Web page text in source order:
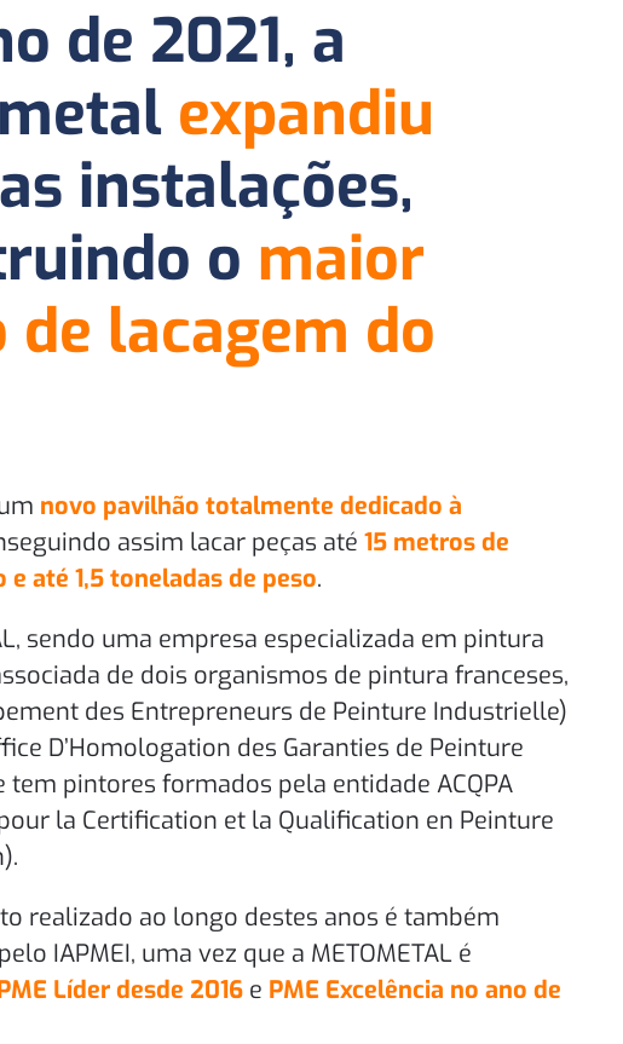
de 2021, a
expandiu
instalações,
o maior
lacagem do
novo pavilhão totalmente dedicado à
assim lacar peças até 15 metros de
até 1,5 toneladas de peso.
sendo uma empresa especializada em pintura
de dois organismos de pintura franceses,
des Entrepreneurs de Peinture Industrielle)
D’Homologation des Garanties de Peinture
tem pintores formados pela entidade ACQPA
la Certification et la Qualification en Peinture
realizado ao longo destes anos é também
IAPMEI, uma vez que a METOMETAL é
Líder desde 2016 e PME Excelência no ano de